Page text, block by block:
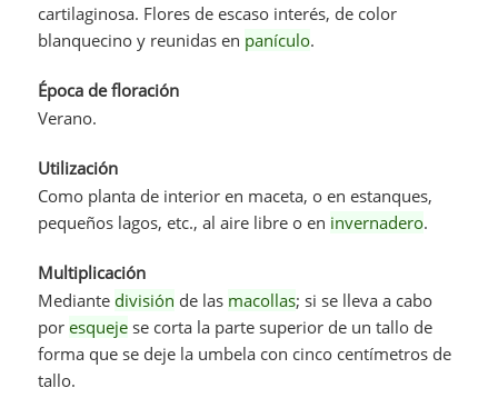
cartilaginosa. Flores de escaso interés, de color
blanquecino y reunidas en panículo.
Época de floración
Verano.
Utilización
Como planta de interior en maceta, o en estanques,
pequeños lagos, etc., al aire libre o en invernadero.
Multiplicación
Mediante división de las macollas; si se lleva a cabo
poresqueje se corta la parte superior de un tallo de
forma que se deje la umbela con cinco centímetros de
tallo.